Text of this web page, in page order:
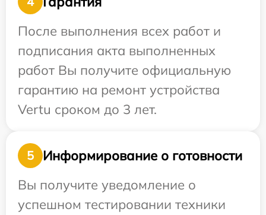
После выполнения всех работ и
подписания акта выполненных
работ Вы получите официальную
гарантию на ремонт устройства
Vertu сроком до 3 лет.
5
Информирование о готовности
Вы получите уведомление о
успешном тестировании техники